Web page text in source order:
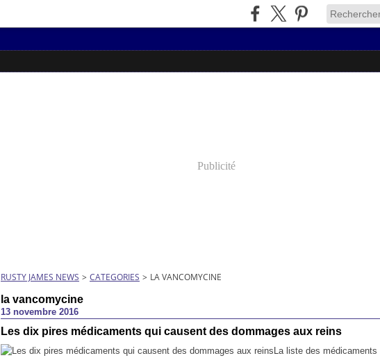
Publicité
RUSTY JAMES NEWS > CATEGORIES > LA VANCOMYCINE
la vancomycine
13 novembre 2016
Les dix pires médicaments qui causent des dommages aux reins
La liste des